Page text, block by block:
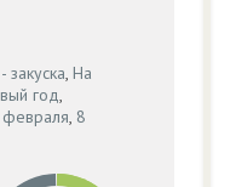
, На
год,
, 8